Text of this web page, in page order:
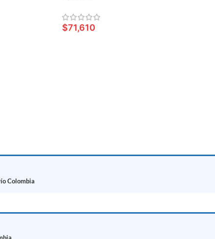
$71,610
Colombia